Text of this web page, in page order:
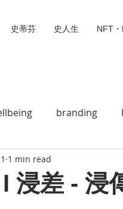
史蒂芬 史人生 NFT
branding
芬 Social Wedia
浸差 - 浸
1 min read